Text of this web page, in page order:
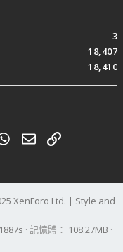
3
18,407
18,410
WhatsApp
電子郵件
連結
XenForo Ltd. | Style and
記憶體 108.27MB